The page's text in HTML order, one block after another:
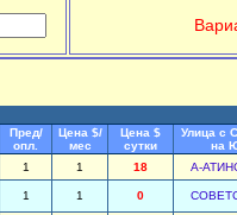
Пред/
опл.
Цена $/
мес
Цена $
сутки
Улица с
на
1 1 18 А-
1 1 0